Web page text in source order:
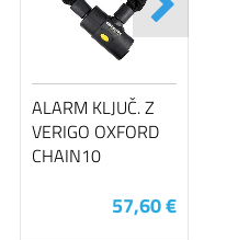
ALARM KLJUČ. Z
VERIGO OXFORD
CHAIN10
57,60 €